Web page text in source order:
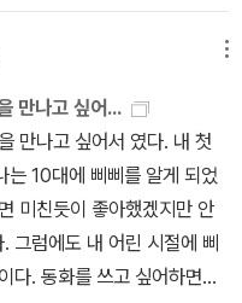
김동욱, '투표용지 부족'
n.news.naver.com/arti
외신도 관심 집
n.news.naver.com/ar
” 촉구하던 국힘…오세훈
article/028/00028
…선거관리 허점 책임 물어
article/001/00161200
루에 그림책 한 자락씩 아이
아재나 할배로 설 노릇입니
마르고 차갑게 마련입니다.ㅍ
렌 글·일론 비클란드 그림/
/2006.10.2.28벌)#Astrid
#RonjaRobbers
첫/2017.8.22.68
첫/2009.11.15.13벌)
·위니 겝하르트 가일러 그림/
시골인 전남 고흥에서 서재
어사전’ 편집장을 맡았고,
생님, 우리말이 뭐예요?》,
새로 쓰는 비슷한말 꾸러미 사
로 쓰는 우리말 꾸러미 사
》, 《우리말 동시 사전》, 《우
, 《시골에서 살림 짓는 즐거
리말 사전 1·2·3》 들을 썼습
데, 일곱 살 딸아이가 아파서
삐’ 이야기를 들려주기를 바
맞게 곧장 이야기를 엮어낸
러져 발을 다치는 바람에 자
들려준 이야기가 생각나서
는 신나게 놀려고 태어났다
나고 눈물겨울 뿐 아니라 포
으로 사랑을 펴기에 어른들
을 돌보는 생각을 짓기에 비
만나고 싶어...
만나고 싶어서 였다. 내 첫
는 10대에 삐삐를 알게 되었
미친듯이 좋아했겠지만 안
그럼에도 내 어린 시절에 삐
다. 동화를 쓰고 싶어하면서